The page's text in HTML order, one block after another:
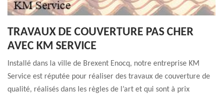
TRAVAUX DE COUVERTURE PAS CHER
AVEC KM SERVICE
Installé dans la ville de Brexent Enocq, notre entreprise KM
Service est réputée pour réaliser des travaux de couverture de
qualité, réalisés dans les règles de l’art et qui sont à prix